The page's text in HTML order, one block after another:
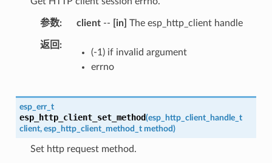
参数 client-- [in] The esp_http_client handle
返回
(-1) if invalid argument
errno
esp_err_t
esp_http_client_set_method(esp_http_client_handle_t
client, esp_http_client_method_t method)
Set http request method.